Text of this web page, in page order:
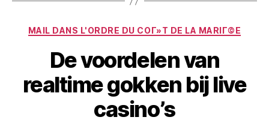
MAIL DANS L'ORDRE DU COГ»T DE LA MARIГ©E
De voordelen van
realtime gokken bij live
casino’s